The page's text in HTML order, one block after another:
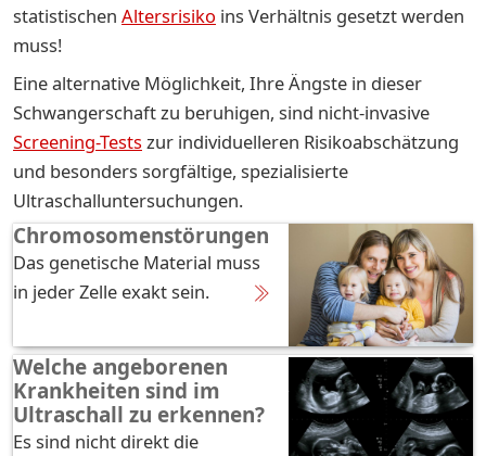
statistischen Altersrisiko ins Verhältnis gesetzt werden
muss!
Eine alternative Möglichkeit, Ihre Ängste in dieser
Schwangerschaft zu beruhigen, sind nicht-invasive
Screening-Testszur individuelleren Risikoabschätzung
und besonders sorgfältige, spezialisierte
Ultraschalluntersuchungen.
Chromosomenstörungen
Das genetische Material muss
in jeder Zelle exakt sein.
Welche angeborenen
Krankheiten sind im
Ultraschall zu erkennen?
Es sind nicht direkt die